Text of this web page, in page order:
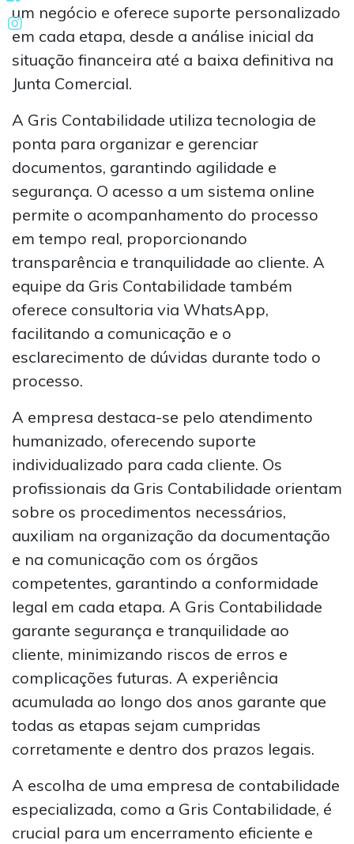
um negócio e oferece suporte personalizado
em cada etapa, desde a análise inicial da
situação financeira até a baixa definitiva na
Junta Comercial.
A Gris Contabilidade utiliza tecnologia de
ponta para organizar e gerenciar
documentos, garantindo agilidade e
segurança. O acesso a um sistema online
permite o acompanhamento do processo
em tempo real, proporcionando
transparência e tranquilidade ao cliente. A
equipe da Gris Contabilidade também
oferece consultoria via WhatsApp,
facilitando a comunicação e o
esclarecimento de dúvidas durante todo o
processo.
A empresa destaca-se pelo atendimento
humanizado, oferecendo suporte
individualizado para cada cliente. Os
profissionais da Gris Contabilidade orientam
sobre os procedimentos necessários,
auxiliam na organização da documentação
e na comunicação com os órgãos
competentes, garantindo a conformidade
legal em cada etapa. A Gris Contabilidade
garante segurança e tranquilidade ao
cliente, minimizando riscos de erros e
complicações futuras. A experiência
acumulada ao longo dos anos garante que
todas as etapas sejam cumpridas
corretamente e dentro dos prazos legais.
A escolha de uma empresa de contabilidade
especializada, como a Gris Contabilidade, é
crucial para um encerramento eficiente e